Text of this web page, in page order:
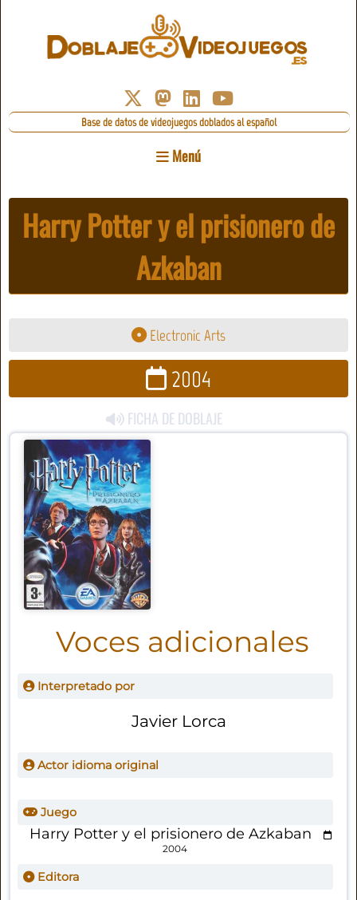
Base de datos de videojuegos doblados al español
Menú
Harry Potter y el prisionero de
Azkaban
Electronic Arts
2004
FICHA DE DOBLAJE
Voces adicionales
Interpretado por
Javier Lorca
Actor idioma original
Juego
Harry Potter y el prisionero de Azkaban
2004
Editora